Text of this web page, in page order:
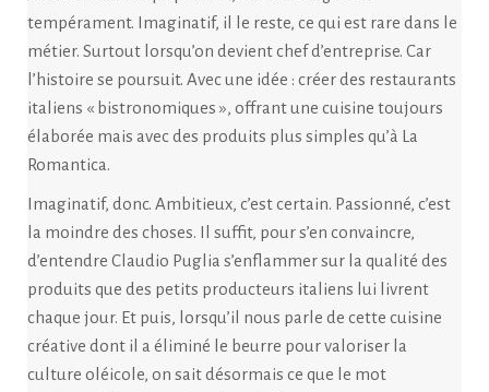
tempérament. Imaginatif, il le reste, ce qui est rare dans le
métier. Surtout lorsqu’on devient chef d’entreprise. Car
l’histoire se poursuit. Avec une idée : créer des restaurants
italiens « bistronomiques », offrant une cuisine toujours
élaborée mais avec des produits plus simples qu’à La
Romantica.
Imaginatif, donc. Ambitieux, c’est certain. Passionné, c’est
la moindre des choses. Il suffit, pour s’en convaincre,
d’entendre Claudio Puglia s’enflammer sur la qualité des
produits que des petits producteurs italiens lui livrent
chaque jour. Et puis, lorsqu’il nous parle de cette cuisine
créative dont il a éliminé le beurre pour valoriser la
culture oléicole, on sait désormais ce que le mot